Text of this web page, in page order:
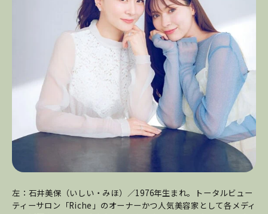
左：石井美保（いしい・みほ）／1976年生まれ。トータルビュー
ティーサロン「Riche」のオーナーかつ人気美容家として各メディ